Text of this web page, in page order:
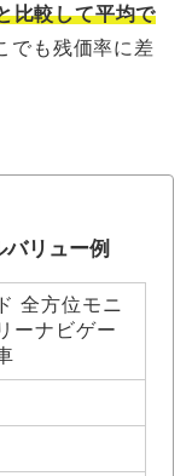
比較して平均で
でも残価率に差
リュー例
全方位モニ
ーナビゲー